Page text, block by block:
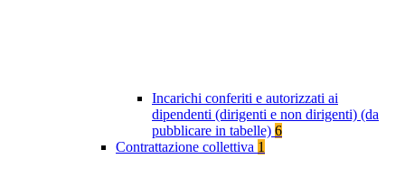
Incarichi conferiti e autorizzati ai
dipendenti (dirigenti e non dirigenti) (da
pubblicare in tabelle) 6
Contrattazione collettiva 1